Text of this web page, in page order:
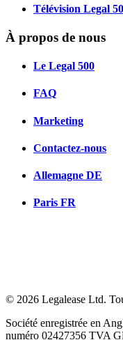
Télévision Legal
À propos de nous
Le Legal 500
FAQ
Marketing
Contactez-nous
Allemagne DE
Paris FR
© 2026 Legalease Ltd.
Société enregistrée en
numéro 02427356 TVA